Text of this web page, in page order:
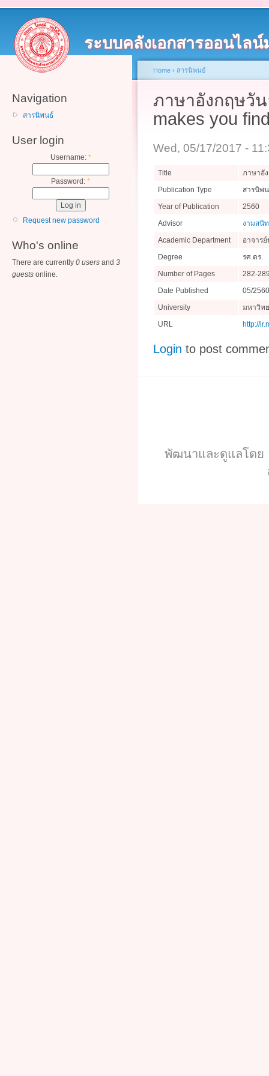
ระบบคลังเอกสารออนไล
Navigation
สารนิพนธ์
User login
Username: *
Password: *
Request new password
Who's online
There are currently 0 users and 3
guests online.
Home › สารนิพนธ์
ภาษาอังกฤษวัน
makes you
Wed, 05/17/2017 -
Title
ภาษาอัง
Publication Type
สารนิพ
Year of Publication
2560
Advisor
งามสนิ
Academic Department
อาจาร
Degree
รศ.ดร.
Number of Pages
282-
Date Published
05/2560
University
มหาวิท
URL
http://
Login to post
พัฒนาและดูแลโดย